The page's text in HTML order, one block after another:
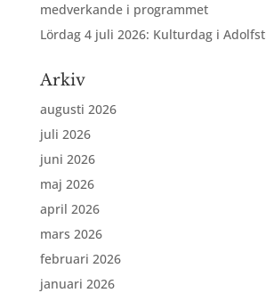
medverkande i programmet
Lördag 4 juli 2026: Kulturdag i
Arkiv
augusti 2026
juli 2026
juni 2026
maj 2026
april 2026
mars 2026
februari 2026
januari 2026